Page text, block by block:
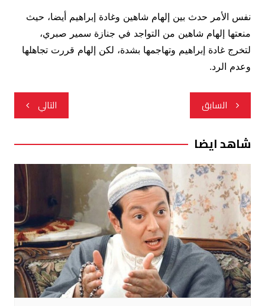
نفس الأمر حدث بين إلهام شاهين وغادة إبراهيم أيضا، حيث
منعتها إلهام شاهين من التواجد في جنازة سمير صبري،
لتخرج غادة إبراهيم وتهاجمها بشدة، لكن إلهام قررت تجاهلها
وعدم الرد.
تصفّح
المقالات
السابق التالي
شاهد ايضا